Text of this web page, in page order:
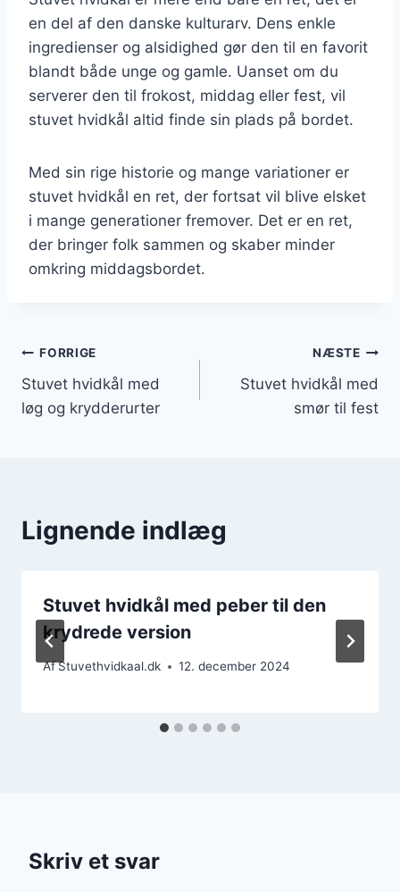
en del af den danske kulturarv. Dens enkle
ingredienser og alsidighed gør den til en favorit
blandt både unge og gamle. Uanset om du
serverer den til frokost, middag eller fest, vil
stuvet hvidkål altid finde sin plads på bordet.
Med sin rige historie og mange variationer er
stuvet hvidkål en ret, der fortsat vil blive elsket
i mange generationer fremover. Det er en ret,
der bringer folk sammen og skaber minder
omkring middagsbordet.
Indlægsnavigation
FORRIGE
Stuvet hvidkål med
løg og krydderurter
NÆSTE
Stuvet hvidkål med
smør til fest
Lignende indlæg
Stuvet hvidkål med peber til den
krydrede version
AfStuvethvidkaal.dk 12. december 2024
Skriv et svar